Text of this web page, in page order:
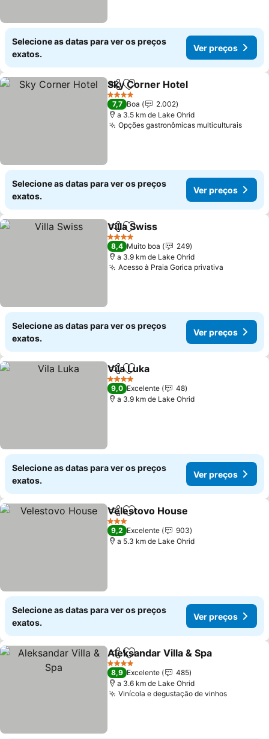
Selecione as datas para ver os preços
exatos.
Ver preços
PartilharAdicionar aos favoritos
Sky Corner Hotel
4 Estrelas
7,7 Boa
2.002
a 3.5 km de Lake Ohrid
Opções gastronômicas multiculturaisVer
Selecione as datas para ver os preços
exatos.
Ver preços
PartilharAdicionar aos favoritos
Villa Swiss
4 Estrelas
8,4 Muito boa
249
a 3.9 km de Lake Ohrid
Acesso à Praia Gorica privativa
Selecione as datas para ver os preços
exatos.
Ver preços
PartilharAdicionar aos favoritos
Vila Luka
4 Estrelas
9,0 Excelente
48
a 3.9 km de Lake Ohrid
Selecione as datas para ver os preços
exatos.
Ver preços
PartilharAdicionar aos favoritos
Velestovo House
3 Estrelas
9,2 Excelente
903
a 5.3 km de Lake Ohrid
Selecione as datas para ver os preços
exatos.
Ver preços
PartilharAdicionar aos favoritos
Aleksandar Villa & Spa
4 Estrelas
8,9 Excelente
485
a 3.6 km de Lake Ohrid
Vinícola e degustação de vinhosVer